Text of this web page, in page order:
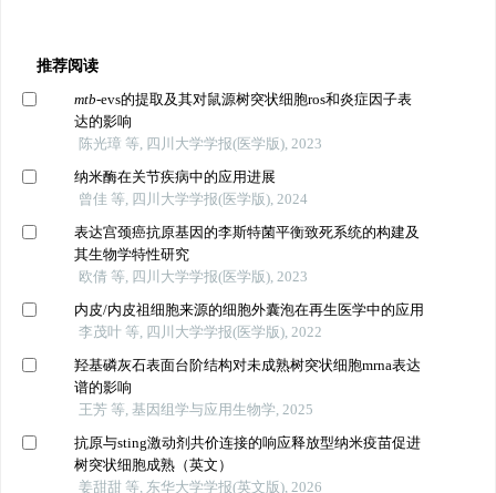
推荐阅读
mtb-evs的提取及其对鼠源树突状细胞ros和炎症因子表
达的影响
陈光璋 等, 四川大学学报(医学版), 2023
纳米酶在关节疾病中的应用进展
曾佳 等, 四川大学学报(医学版), 2024
表达宫颈癌抗原基因的李斯特菌平衡致死系统的构建及
其生物学特性研究
欧倩 等, 四川大学学报(医学版), 2023
内皮/内皮祖细胞来源的细胞外囊泡在再生医学中的应用
李茂叶 等, 四川大学学报(医学版), 2022
羟基磷灰石表面台阶结构对未成熟树突状细胞mrna表达
谱的影响
王芳 等, 基因组学与应用生物学, 2025
抗原与sting激动剂共价连接的响应释放型纳米疫苗促进
树突状细胞成熟（英文）
姜甜甜 等, 东华大学学报(英文版), 2026